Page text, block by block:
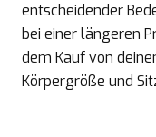
entscheidender
bei einer längeren
dem Kauf von
Körpergröße und